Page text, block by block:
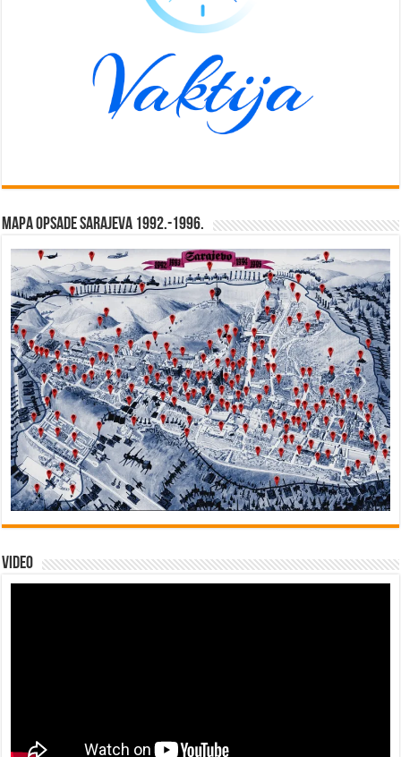
Mapa opsade Sarajeva 1992.-1996.
Video